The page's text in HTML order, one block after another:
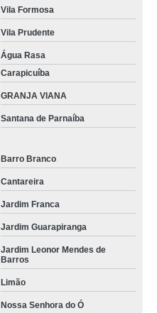
Vila Formosa
Vila Prudente
Água Rasa
Carapicuíba
GRANJA VIANA
Santana de Parnaíba
Barro Branco
Cantareira
Jardim Franca
Jardim Guarapiranga
Jardim Leonor Mendes de
Barros
Limão
Nossa Senhora do Ó